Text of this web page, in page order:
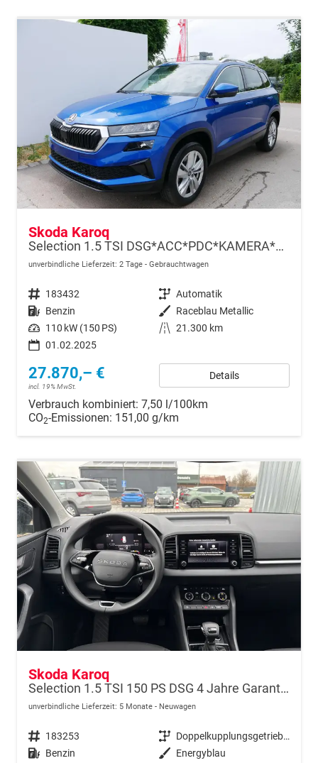
Skoda Karoq
Selection 1.5 TSI DSG*ACC*PDC*KAMERA*TEMPOMAT*LED*SMARTLINK*KLIMA*RADIO*17-ZOLL
unverbindliche Lieferzeit: 2 Tage Gebrauchtwagen
Fahrzeugnr. 183432 Getriebe Automatik
Kraftstoff Benzin Außenfarbe Raceblau Metallic
Leistung 110 kW (150 PS) Kilometerstand 21.300 km
01.02.2025
27.870,– €
incl. 19% MwSt.
Details
Verbrauch kombiniert: 7,50 l/100km
CO2-Emissionen: 151,00 g/km
Skoda Karoq
Selection 1.5 TSI 150 PS DSG 4 Jahre Garantie-Keyless Start-AppleCarPlay-AndroidAuto-Sunset-Tempomat-2-Zonen-Klima-16''Alu
unverbindliche Lieferzeit: 5 Monate Neuwagen
Fahrzeugnr. 183253 Getriebe
Doppelkupplungsgetriebe (DSG)
Kraftstoff Benzin Außenfarbe Energyblau